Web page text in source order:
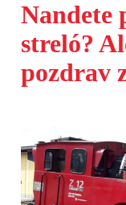
Nandete
streló?
pozdrav